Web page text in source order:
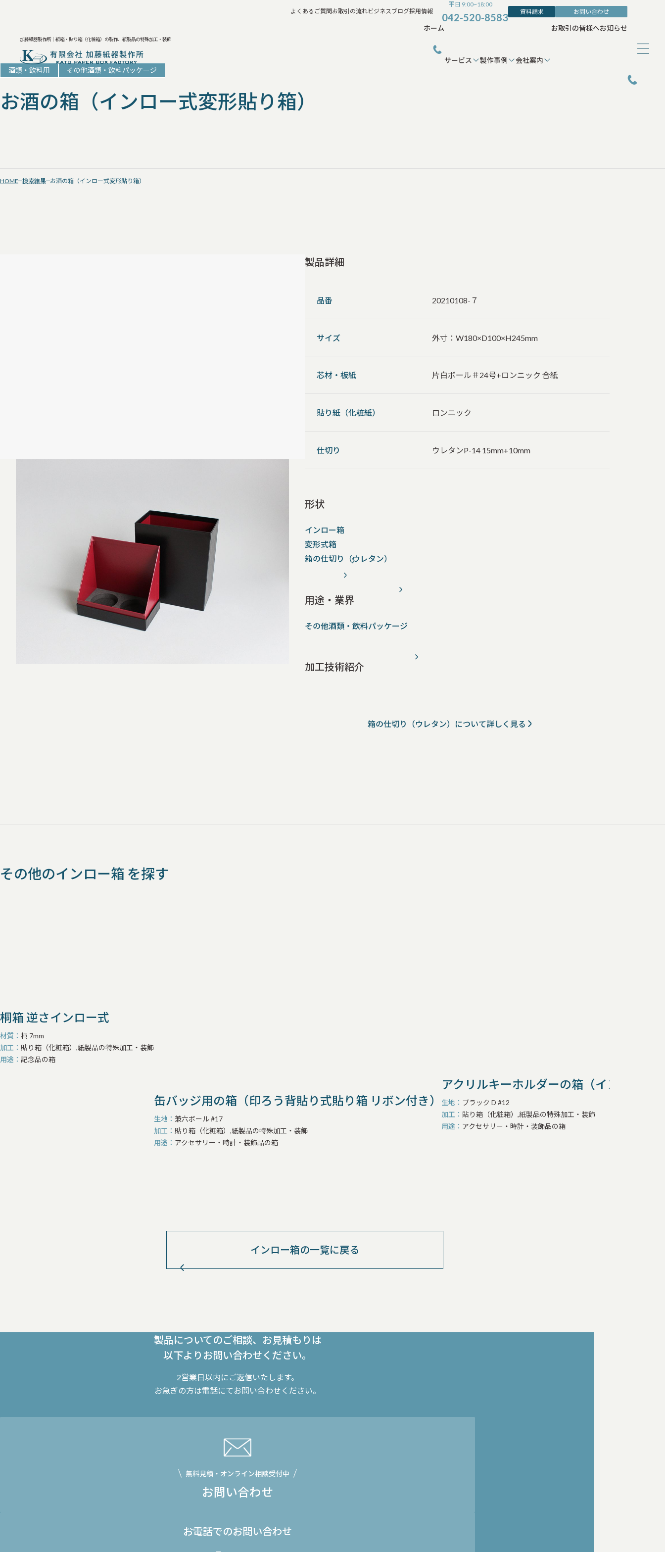
加藤紙器製作所｜紙箱・貼り箱（化粧箱）の製作、紙製品の特殊加工・装飾
よくあるご質問 お取引の流れビジネスブログ採用情報
平日 9:00~18:00
042-520-8583 資料請求 お問い合わせ
ホーム
サービス 製作事例 会社案内
お取引の皆様へお知らせ
酒類・飲料用 その他酒類・飲料パッケージ
お酒の箱（インロー式変形貼り箱）
HOME 検索結果 お酒の箱（インロー式変形貼り箱）
製品詳細
品番 20210108-７
サイズ 外寸：W180×D100×H245mm
芯材・板紙 片白ボール＃24号+ロンニック 合紙
貼り紙（化粧紙） ロンニック
仕切り ウレタンP-14 15mm+10mm
形状
インロー箱
変形式箱
箱の仕切り（ウレタン）
用途・業界
その他酒類・飲料パッケージ
加工技術紹介
箱の仕切り（ウレタン）について詳しく見る
その他のインロー箱 を探す
桐箱 逆さインロー式
材質
桐 7mm
加工
貼り箱（化粧箱）,紙製品の特殊加工・装飾
用途
記念品の箱
缶バッジ用の箱（印ろう背貼り式貼り箱 リボン付き）
生地
兼六ボール #17
加工
貼り箱（化粧箱）,紙製品の特殊加工・装飾
用途
アクセサリー・時計・装飾品の箱
アクリルキーホルダーの箱（インロー式
生地
ブラック D #12
加工
貼り箱（化粧箱）,紙製品の特殊加工・装飾
用途
アクセサリー・時計・装飾品の箱
インロー箱の一覧に戻る
製品についてのご相談、お見積もりは
以下よりお問い合わせください。
2営業日以内にご返信いたします。
お急ぎの方は電話にてお問い合わせください。
無料見積・オンライン相談受付中
お問い合わせ
お電話でのお問い合わせ